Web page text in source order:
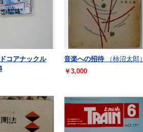
コアナックル
音楽への招待
（柿沼太郎）
￥3,000